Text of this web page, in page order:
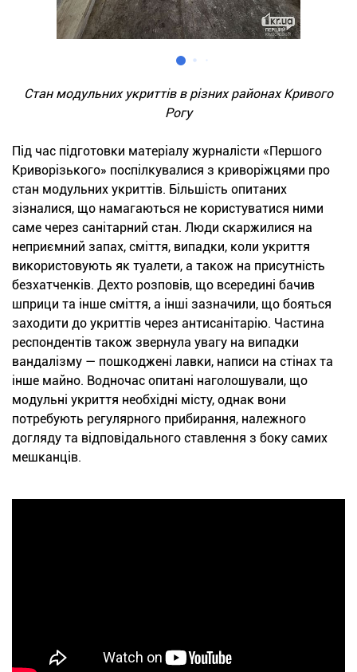
Стан модульних укриттів в різних районах Кривого
Рогу
Під час підготовки матеріалу журналісти «Першого
Криворізького» поспілкувалися з криворіжцями про
стан модульних укриттів. Більшість опитаних
зізналися, що намагаються не користуватися ними
саме через санітарний стан. Люди скаржилися на
неприємний запах, сміття, випадки, коли укриття
використовують як туалети, а також на присутність
безхатченків. Дехто розповів, що всередині бачив
шприци та інше сміття, а інші зазначили, що бояться
заходити до укриттів через антисанітарію. Частина
респондентів також звернула увагу на випадки
вандалізму — пошкоджені лавки, написи на стінах та
інше майно. Водночас опитані наголошували, що
модульні укриття необхідні місту, однак вони
потребують регулярного прибирання, належного
догляду та відповідального ставлення з боку самих
мешканців.